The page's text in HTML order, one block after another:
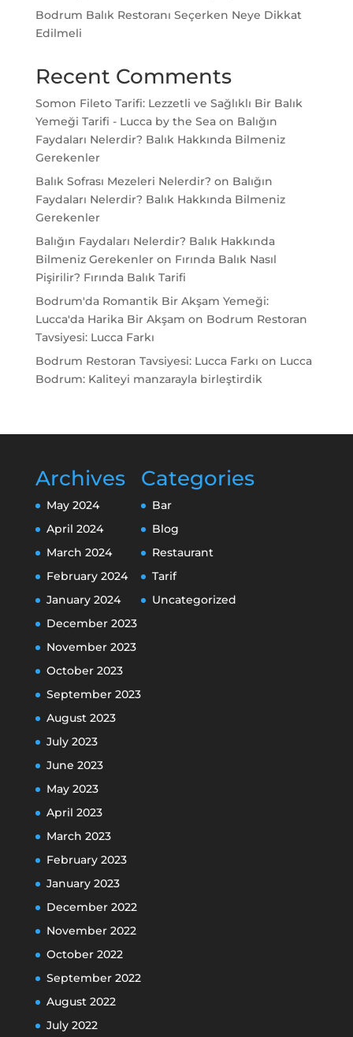
Bodrum Balık Restoranı Seçerken Neye Dikkat
Edilmeli
Recent Comments
Somon Fileto Tarifi: Lezzetli ve Sağlıklı Bir Balık
Yemeği Tarifi - Lucca by the Seaon Balığın
Faydaları Nelerdir? Balık Hakkında Bilmeniz
Gerekenler
Balık Sofrası Mezeleri Nelerdir? on Balığın
Faydaları Nelerdir? Balık Hakkında Bilmeniz
Gerekenler
Balığın Faydaları Nelerdir? Balık Hakkında
Bilmeniz Gerekenleron Fırında Balık Nasıl
Pişirilir? Fırında Balık Tarifi
Bodrum'da Romantik Bir Akşam Yemeği:
Lucca'da Harika Bir Akşam on Bodrum Restoran
Tavsiyesi: Lucca Farkı
Bodrum Restoran Tavsiyesi: Lucca Farkı on Lucca
Bodrum: Kaliteyi manzarayla birleştirdik
Archives
May 2024
April 2024
March 2024
February 2024
January 2024
December 2023
November 2023
October 2023
September 2023
August 2023
July 2023
June 2023
May 2023
April 2023
March 2023
February 2023
January 2023
December 2022
November 2022
October 2022
September 2022
August 2022
July 2022
Categories
Bar
Blog
Restaurant
Tarif
Uncategorized